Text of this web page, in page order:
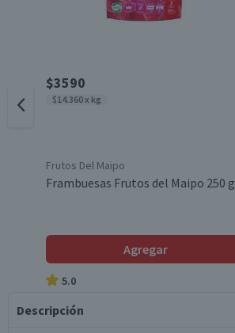
$3590
$14.360 x kg
Frutos Del Maipo
Frambuesas Frutos del Maipo 250 g
Agregar
5.0
Descripción